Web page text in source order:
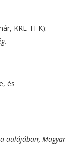
KRE-TFK):
és
aulájában, Magyar